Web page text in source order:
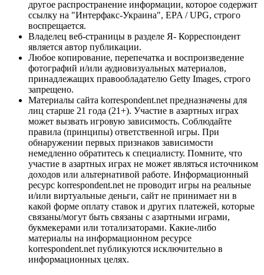
другое распространение информации, которое содержит
ссылку на "Интерфакс-Украина", EPA / UPG, строго
воспрещается.
Владелец веб-страницы в разделе Я- Корреспондент
является автор публикации.
Любое копирование, перепечатка и воспроизведение
фотографий и/или аудиовизуальных материалов,
принадлежащих правообладателю Getty Images, строго
запрещено.
Материалы сайта korrespondent.net предназначены для
лиц старше 21 года (21+). Участие в азартных играх
может вызвать игровую зависимость. Соблюдайте
правила (принципы) ответственной игры. При
обнаружении первых признаков зависимости
немедленно обратитесь к специалисту. Помните, что
участие в азартных играх не может являться источником
доходов или альтернативой работе. Информационный
ресурс korrespondent.net не проводит игры на реальные
и/или виртуальные деньги, сайт не принимает ни в
какой форме оплату ставок и других платежей, которые
связаны/могут быть связаны с азартными играми,
букмекерами или тотализаторами. Какие-либо
материалы на информационном ресурсе
korrespondent.net публикуются исключительно в
информационных целях.